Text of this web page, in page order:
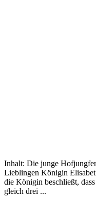
Inhalt: Die junge
Lieblingen Königin
die Königin beschließt,
gleich drei ...